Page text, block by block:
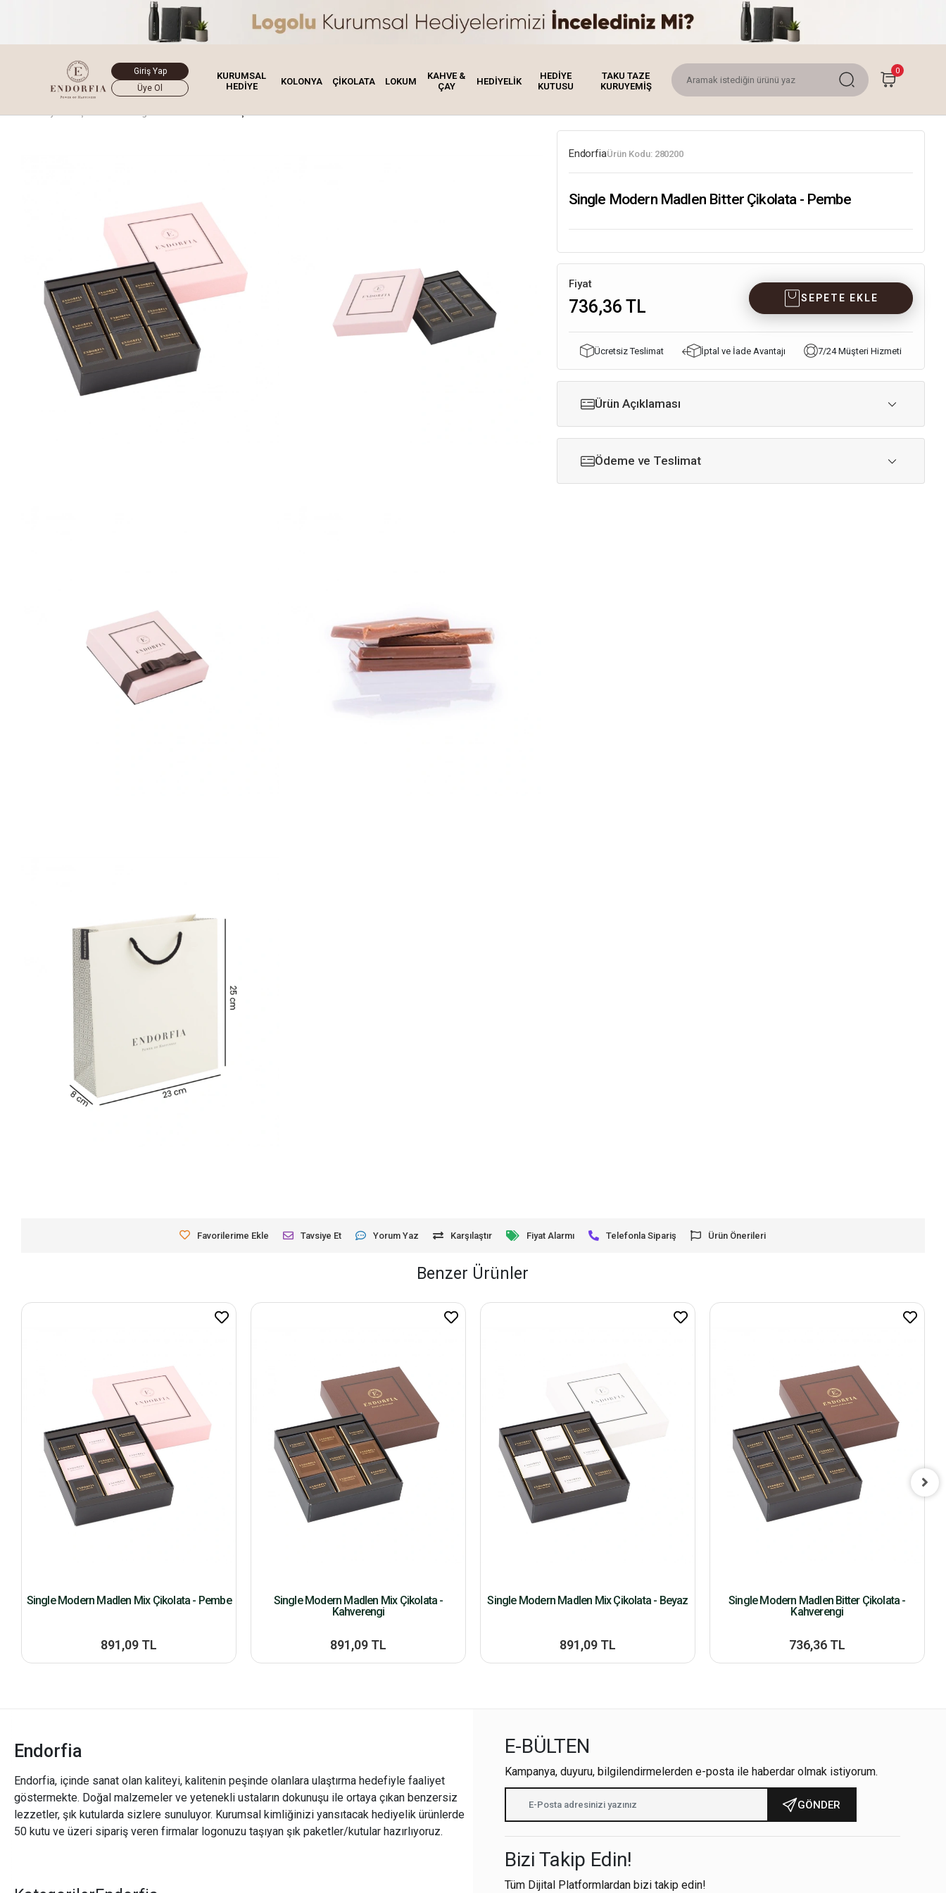
Giriş Yap
Üye Ol
KURUMSAL
HEDİYE
KOLONYA ÇİKOLATA LOKUM
KAHVE &
ÇAY
HEDİYELİK
HEDİYE
KUTUSU
TAKU TAZE
KURUYEMİŞ
0
EndorfiaÜrün Kodu: 280200
Single Modern Madlen Bitter Çikolata - Pembe
Fiyat
736,36 TL SEPETE EKLE
Ücretsiz Teslimat İptal ve İade Avantajı 7/24 Müşteri Hizmeti
Ürün Açıklaması
Ödeme ve Teslimat
Favorilerime Ekle Tavsiye Et Yorum Yaz Karşılaştır Fiyat Alarmı Telefonla Sipariş Ürün Önerileri
Benzer Ürünler
Single Modern Madlen Mix Çikolata - Pembe
891,09 TL
Single Modern Madlen Mix Çikolata -
Kahverengi
891,09 TL
Single Modern Madlen Mix Çikolata - Beyaz
891,09 TL
Single Modern Madlen Bitter Çikolata -
Kahverengi
736,36 TL
Endorfia
Endorfia, içinde sanat olan kaliteyi, kalitenin peşinde olanlara ulaştırma hedefiyle faaliyet
göstermekte. Doğal malzemeler ve yetenekli ustaların dokunuşu ile ortaya çıkan benzersiz
lezzetler, şık kutularda sizlere sunuluyor. Kurumsal kimliğinizi yansıtacak hediyelik ürünlerde
50 kutu ve üzeri sipariş veren firmalar logonuzu taşıyan şık paketler/kutular hazırlıyoruz.
E-BÜLTEN
Kampanya, duyuru, bilgilendirmelerden e-posta ile haberdar olmak istiyorum.
GÖNDER
Bizi Takip Edin!
Tüm Dijital Platformlardan bizi takip edin!